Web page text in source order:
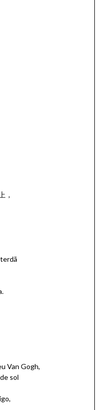
，
Van Gogh,
sol